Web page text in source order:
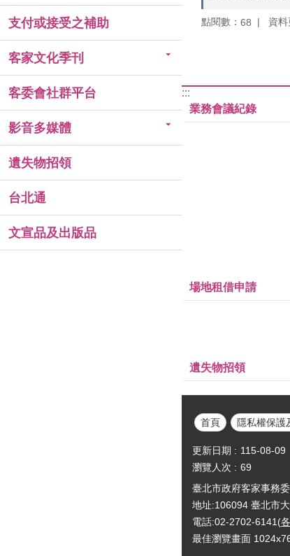
支付或接受之補助
客家文化季刊
客委會社群平台
影音多媒體
遺失物招領
台北通
文宣品及出版品
點閱數： 68 資
:::
業務會議紀錄
場地租借申請
遺失物招領
首頁 隱私權保護
更新日期
115-08-09
瀏覽人次
69
臺北市政府客家事務
地址:106094 臺北市
電話:02-2702-6141(
最佳瀏覽畫面